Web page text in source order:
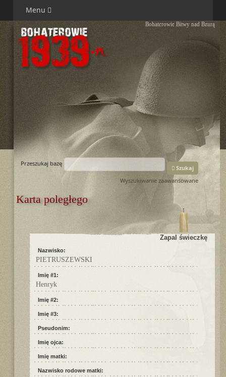
Menu
Bohaterowie Bitwy nad Bzurą
Przeszukaj bazę
Szukaj
Wyszukiwanie zaawansowane
Karta poległego
Zapal świeczkę
Nazwisko:
PIETRUSZEWSKI
Imię #1:
Henryk
Imię #2:
Imię #3:
Pseudonim:
Imię ojca:
Imię matki:
Nazwisko rodowe matki: